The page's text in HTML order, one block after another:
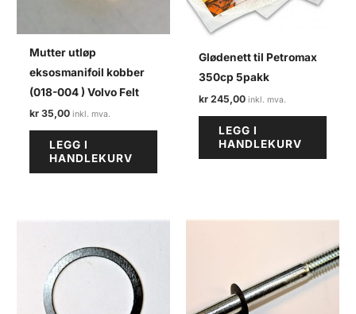
Mutter utløp
eksosmanifoil kobber
(018-004 ) Volvo Felt
kr 35,00
LEGG I
HANDLEKURV
Glødenett til Petromax
350cp 5pakk
kr 245,00
LEGG I
HANDLEKURV